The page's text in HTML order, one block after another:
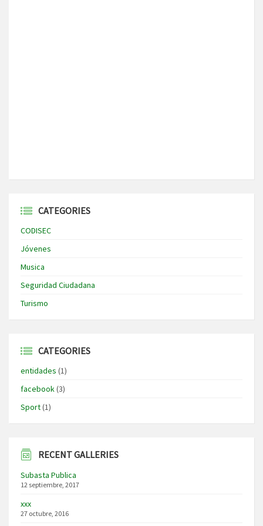
CATEGORIES
CODISEC
Jóvenes
Musica
Seguridad Ciudadana
Turismo
CATEGORIES
entidades (1)
facebook(3)
Sport(1)
RECENT GALLERIES
Subasta Publica
12 septiembre, 2017
xxx
27 octubre, 2016